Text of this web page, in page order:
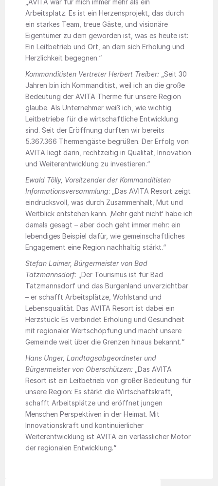
„AVITA war für mich immer mehr als ein
Arbeitsplatz. Es ist ein Herzensprojekt, das durch
ein starkes Team, treue Gäste, und visionäre
Eigentümer zu dem geworden ist, was es heute ist:
Ein Leitbetrieb und Ort, an dem sich Erholung und
Herzlichkeit begegnen.“
Kommanditisten Vertreter Herbert Treiber: „Seit 30
Jahren bin ich Kommanditist, weil ich an die große
Bedeutung der AVITA Therme für unsere Region
glaube. Als Unternehmer weiß ich, wie wichtig
Leitbetriebe für die wirtschaftliche Entwicklung
sind. Seit der Eröffnung durften wir bereits
5.367.366 Thermengäste begrüßen. Der Erfolg von
AVITA liegt darin, rechtzeitig in Qualität, Innovation
und Weiterentwicklung zu investieren.“
Ewald Tölly, Vorsitzender der Kommanditisten
Informationsversammlung: „Das AVITA Resort zeigt
eindrucksvoll, was durch Zusammenhalt, Mut und
Weitblick entstehen kann. ‚Mehr geht nicht‘ habe ich
damals gesagt – aber doch geht immer mehr: ein
lebendiges Beispiel dafür, wie gemeinschaftliches
Engagement eine Region nachhaltig stärkt.“
Stefan Laimer, Bürgermeister von Bad
Tatzmannsdorf: „Der Tourismus ist für Bad
Tatzmannsdorf und das Burgenland unverzichtbar
– er schafft Arbeitsplätze, Wohlstand und
Lebensqualität. Das AVITA Resort ist dabei ein
Herzstück: Es verbindet Erholung und Gesundheit
mit regionaler Wertschöpfung und macht unsere
Gemeinde weit über die Grenzen hinaus bekannt.“
Hans Unger, Landtagsabgeordneter und
Bürgermeister von Oberschützen: „Das AVITA
Resort ist ein Leitbetrieb von großer Bedeutung für
unsere Region: Es stärkt die Wirtschaftskraft,
schafft Arbeitsplätze und eröffnet jungen
Menschen Perspektiven in der Heimat. Mit
Innovationskraft und kontinuierlicher
Weiterentwicklung ist AVITA ein verlässlicher Motor
der regionalen Entwicklung.“